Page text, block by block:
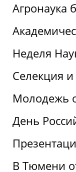
Агронаука
Неделя
Селекция
Молодежь
День
В Тюмени